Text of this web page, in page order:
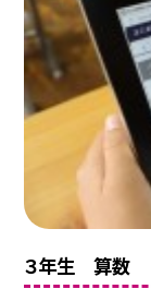
３年生 算数